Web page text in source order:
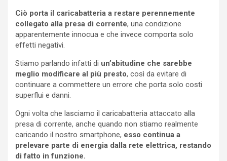
Ciò porta il caricabatteria a restare perennemente
collegato alla presa di corrente, una condizione
apparentemente innocua e che invece comporta solo
effetti negativi.
Stiamo parlando infatti di un’abitudine che sarebbe
meglio modificare al più presto, così da evitare di
continuare a commettere un errore che porta solo costi
superflui e danni.
Ogni volta che lasciamo il caricabatteria attaccato alla
presa di corrente, anche quando non stiamo realmente
caricando il nostro smartphone, esso continua a
prelevare parte di energia dalla rete elettrica, restando
di fatto in funzione.